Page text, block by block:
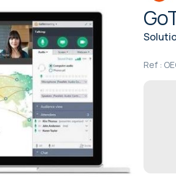
Ref :